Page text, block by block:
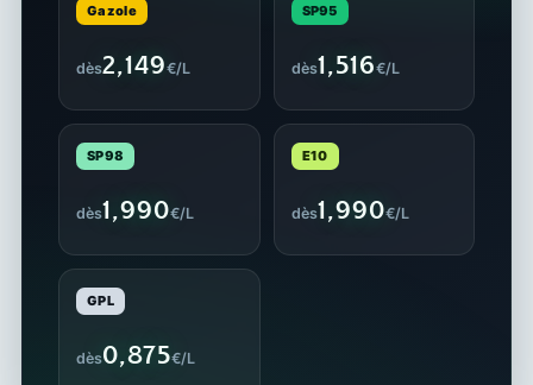
Gazole
dès2,149€/L
SP95
dès1,516€/L
SP98
dès1,990€/L
E10
dès1,990€/L
GPL
dès0,875€/L